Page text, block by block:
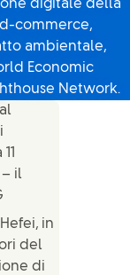
digitale della
commerce,
ambientale,
Economic
Network.
il
in
del
di